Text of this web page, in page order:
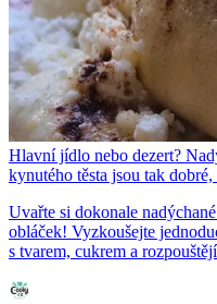
Hlavní jídlo nebo dezert?
kynutého těsta jsou tak
Uvařte si dokonale
obláček! Vyzkoušejte
s tvarem, cukrem a